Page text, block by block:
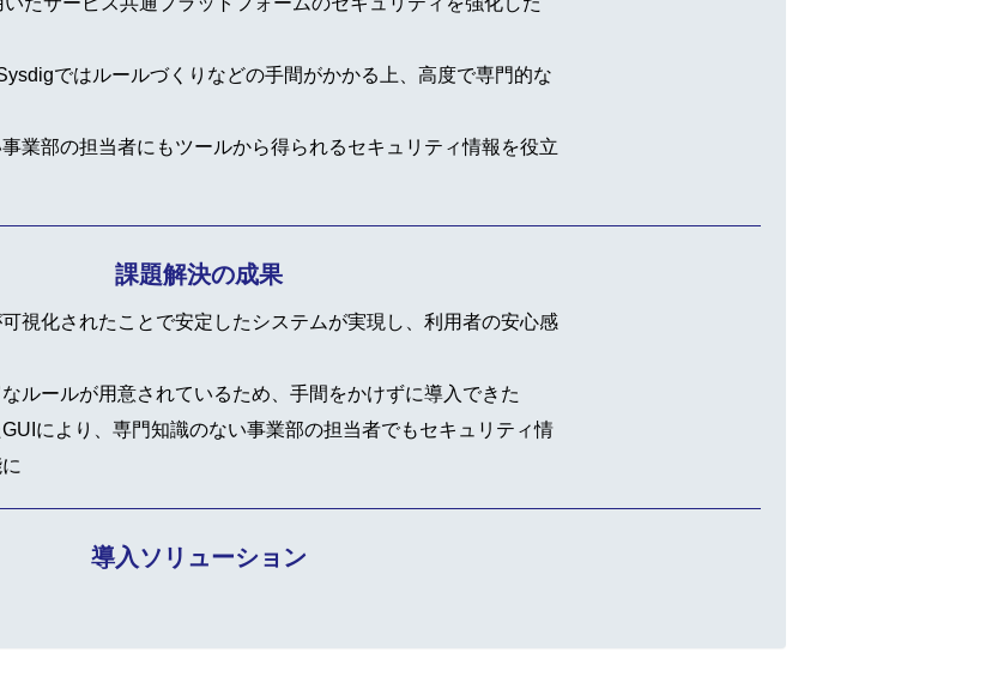
ではルールづくりなどの手間がかかる上、高度で専門的な
業部の担当者にもツールから得られるセキュリティ情報を役立
課題解決の成果
視化されたことで安定したシステムが実現し、利用者の安心感
ルールが用意されているため、手間をかけずに導入できた
により、専門知識のない事業部の担当者でもセキュリティ情
導入ソリューション